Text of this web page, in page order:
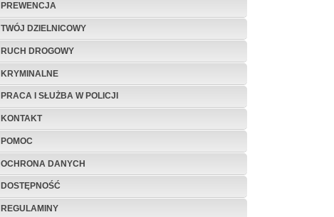
PREWENCJA
TWÓJ DZIELNICOWY
RUCH DROGOWY
KRYMINALNE
PRACA I SŁUŻBA W POLICJI
KONTAKT
POMOC
OCHRONA DANYCH
DOSTĘPNOŚĆ
REGULAMINY